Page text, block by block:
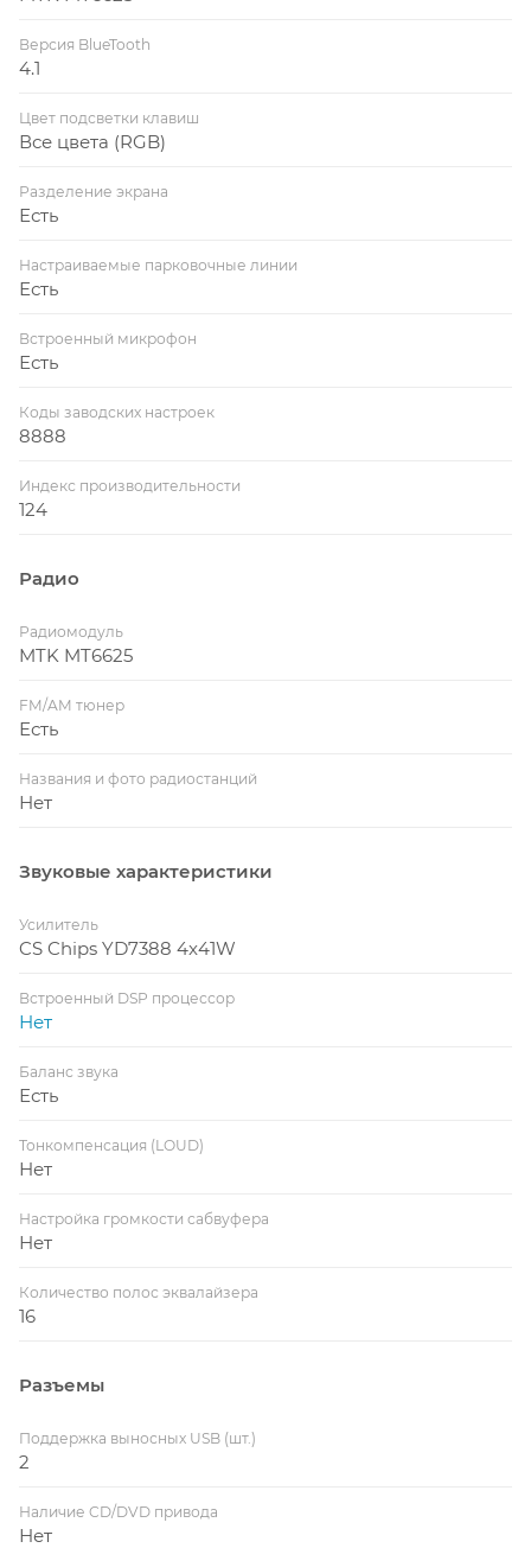
Версия BlueTooth
4.1
Цвет подсветки клавиш
Все цвета (RGB)
Разделение экрана
Есть
Настраиваемые парковочные линии
Есть
Встроенный микрофон
Есть
Коды заводских настроек
8888
Индекс производительности
124
Радио
Радиомодуль
MTK MT6625
FM/AM тюнер
Есть
Названия и фото радиостанций
Нет
Звуковые характеристики
Усилитель
CS Chips YD7388 4x41W
Встроенный DSP процессор
Нет
Баланс звука
Есть
Тонкомпенсация (LOUD)
Нет
Настройка громкости сабвуфера
Нет
Количество полос эквалайзера
16
Разъемы
Поддержка выносных USB (шт.)
2
Наличие CD/DVD привода
Нет